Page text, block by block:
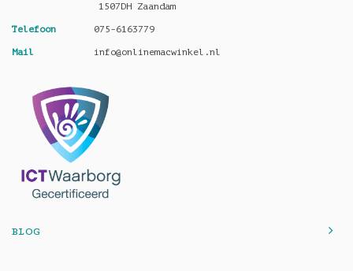
1507DH Zaandam
Telefoon 075-6163779
Mail info@onlinemacwinkel.nl
BLOG